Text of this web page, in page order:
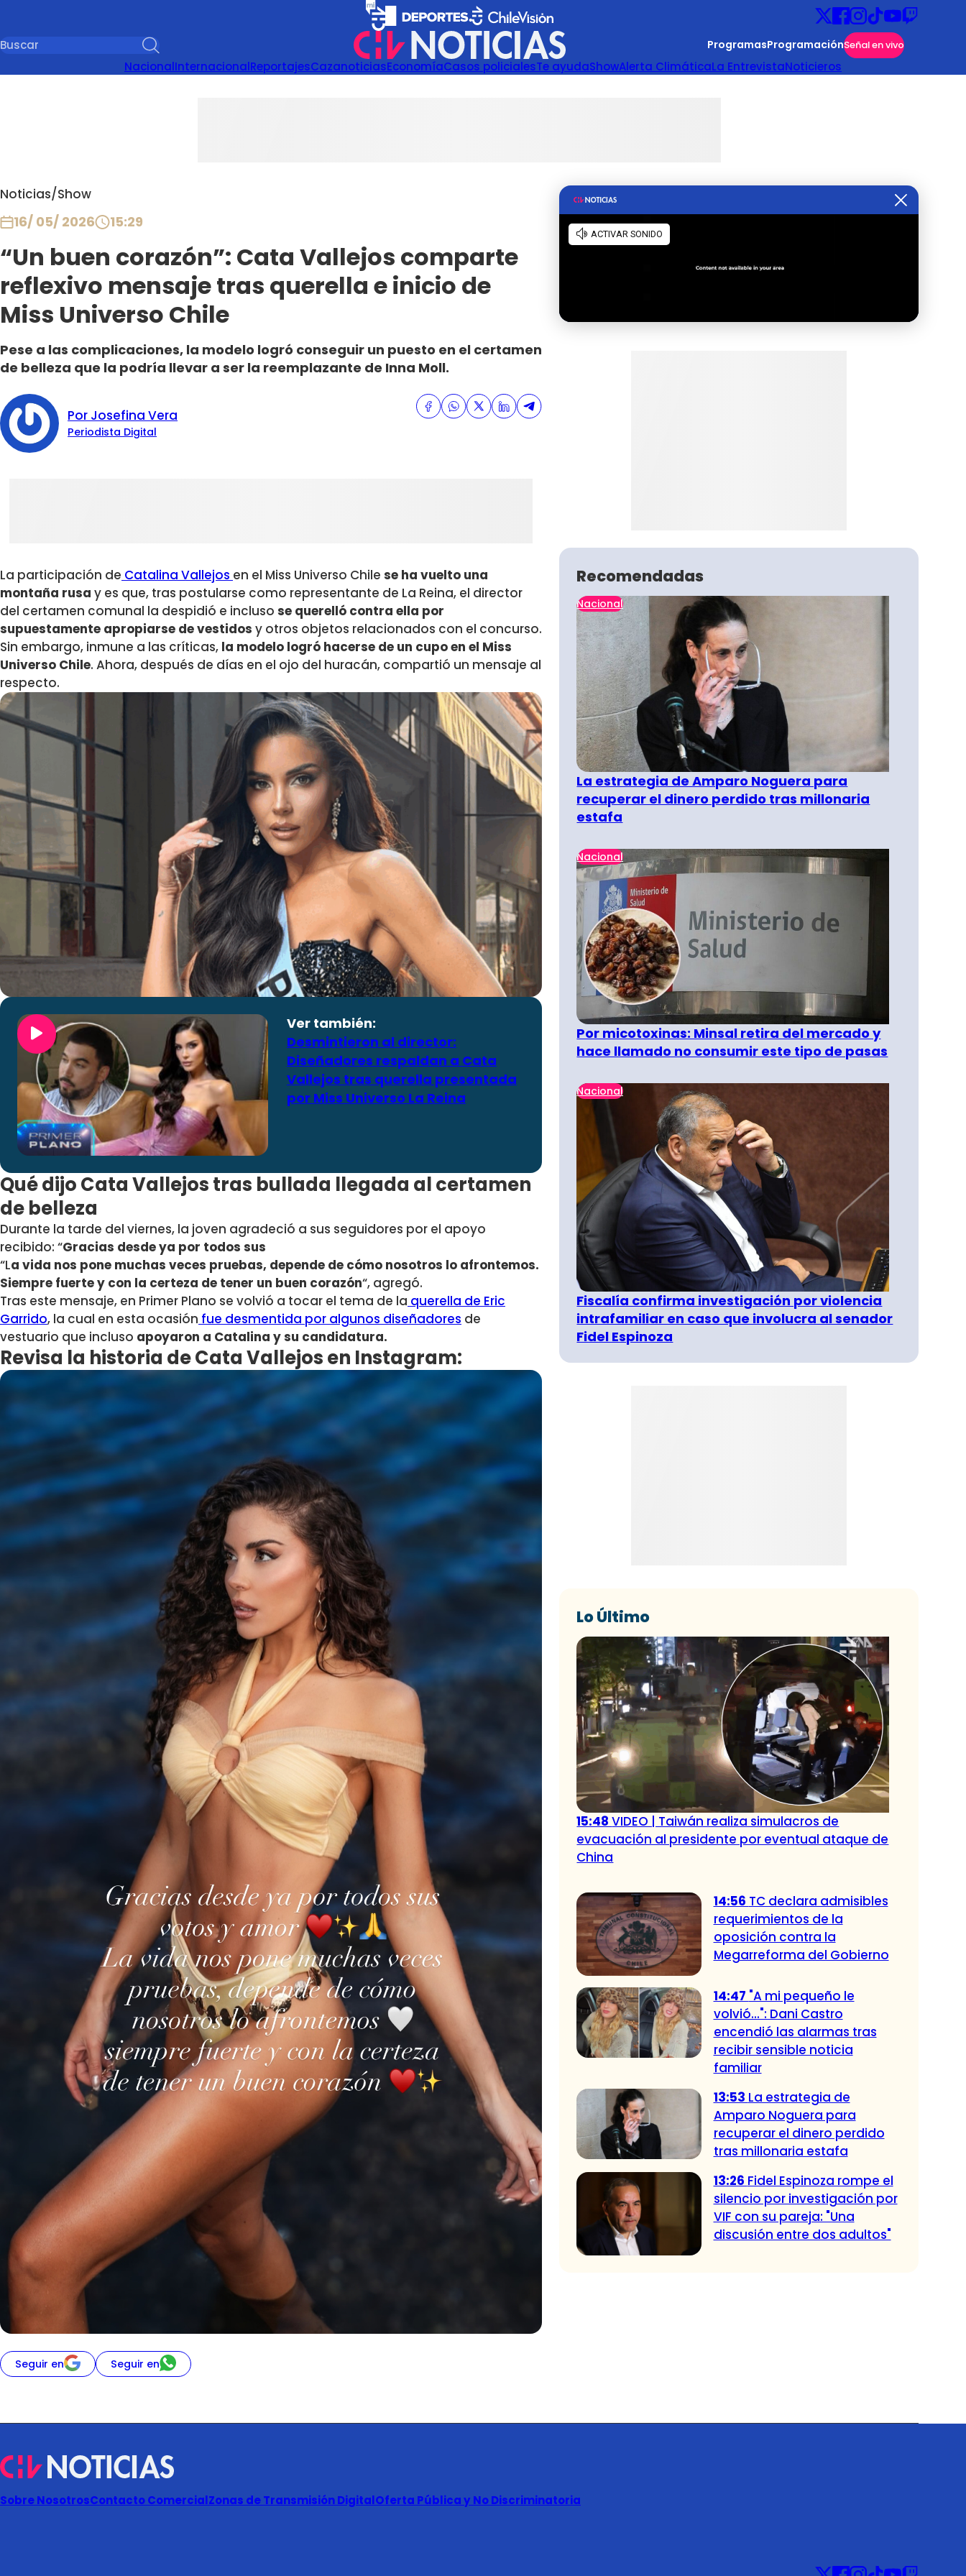
ProgramasProgramaciónSeñal en vivo
NacionalInternacionalReportajesCazanoticiasEconomíaCasos policialesTe ayudaShowAlerta ClimáticaLa EntrevistaNoticieros
Noticias/Show
16/ 05/ 2026 15:29
“Un buen corazón”: Cata Vallejos comparte
reflexivo mensaje tras querella e inicio de
Miss Universo Chile
Pese a las complicaciones, la modelo logró conseguir un puesto en el certamen
de belleza que la podría llevar a ser la reemplazante de Inna Moll.
Por Josefina Vera
Periodista Digital
La participación de Catalina Vallejos en el Miss Universo Chile se ha vuelto una
montaña rusa y es que, tras postularse como representante de La Reina, el director
del certamen comunal la despidió e incluso se querelló contra ella por
supuestamente apropiarse de vestidos y otros objetos relacionados con el concurso.
Sin embargo, inmune a las críticas, la modelo logró hacerse de un cupo en el Miss
Universo Chile. Ahora, después de días en el ojo del huracán, compartió un mensaje al
respecto.
Ver también:
Desmintieron al director:
Diseñadores respaldan a Cata
Vallejos tras querella presentada
por Miss Universo La Reina
Qué dijo Cata Vallejos tras bullada llegada al certamen
de belleza
Durante la tarde del viernes, la joven agradeció a sus seguidores por el apoyo
recibido: “Gracias desde ya por todos sus
“La vida nos pone muchas veces pruebas, depende de cómo nosotros lo afrontemos.
Siempre fuerte y con la certeza de tener un buen corazón“, agregó.
Tras este mensaje, en Primer Plano se volvió a tocar el tema de la querella de Eric
Garrido, la cual en esta ocasión fue desmentida por algunos diseñadores de
vestuario que incluso apoyaron a Catalina y su candidatura.
Revisa la historia de Cata Vallejos en Instagram:
Seguir en Seguir en
Recomendadas
Nacional
La estrategia de Amparo Noguera para
recuperar el dinero perdido tras millonaria
estafa
Nacional
Por micotoxinas: Minsal retira del mercado y
hace llamado no consumir este tipo de pasas
Nacional
Fiscalía confirma investigación por violencia
intrafamiliar en caso que involucra al senador
Fidel Espinoza
Lo Último
15:48VIDEO | Taiwán realiza simulacros de
evacuación al presidente por eventual ataque de
China
14:56 TC declara admisibles
requerimientos de la
oposición contra la
Megarreforma del Gobierno
14:47 "A mi pequeño le
volvió...": Dani Castro
encendió las alarmas tras
recibir sensible noticia
familiar
13:53 La estrategia de
Amparo Noguera para
recuperar el dinero perdido
tras millonaria estafa
13:26 Fidel Espinoza rompe el
silencio por investigación por
VIF con su pareja: "Una
discusión entre dos adultos"
Sobre NosotrosContacto ComercialZonas de Transmisión DigitalOferta Pública y No Discriminatoria